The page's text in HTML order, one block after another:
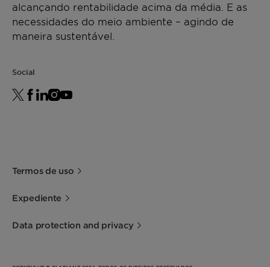
alcançando rentabilidade acima da média. E as
necessidades do meio ambiente – agindo de
maneira sustentável.
Social
Termos de uso
Expediente
Data protection and privacy